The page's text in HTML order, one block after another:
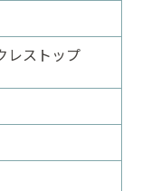
レストップ